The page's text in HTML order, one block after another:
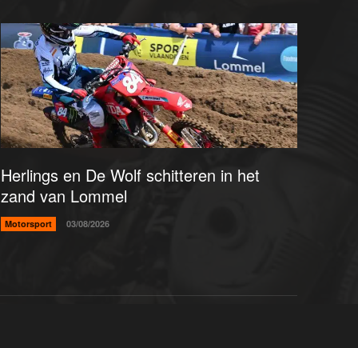
Herlings en De Wolf schitteren in het
zand van Lommel
Motorsport 03/08/2026